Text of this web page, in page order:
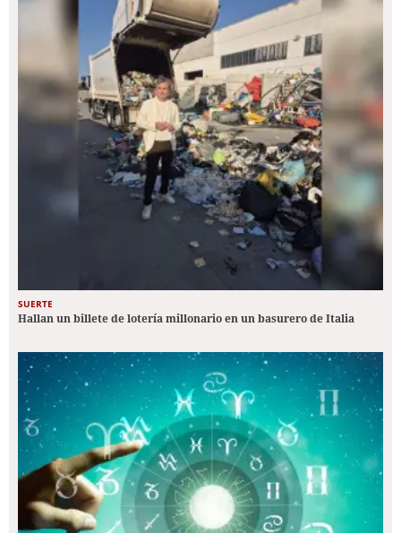
SUERTE
Hallan un billete de lotería millonario en un basurero de Italia